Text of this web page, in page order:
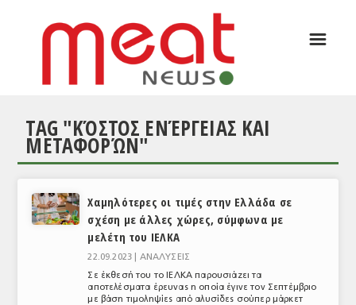
ΕΙΔΗΣΕΙΣ
ΣΥΝΕΝΤΕΥΞΕΙΣ
ΑΝΑΛΥΣΕΙΣ
☰
TAG "ΚΌΣΤΟΣ ΕΝΈΡΓΕΙΑΣ ΚΑΙ
ΜΕΤΑΦΟΡΏΝ"
Χαμηλότερες οι τιμές στην Ελλάδα σε
σχέση με άλλες χώρες, σύμφωνα με
μελέτη του ΙΕΛΚΑ
22.09.2023 | ΑΝΑΛΥΣΕΙΣ
Σε έκθεσή του το ΙΕΛΚΑ παρουσιάζει τα
αποτελέσματα έρευνας η οποία έγινε τον Σεπτέμβριο
με βάση τιμοληψίες από αλυσίδες σούπερ μάρκετ